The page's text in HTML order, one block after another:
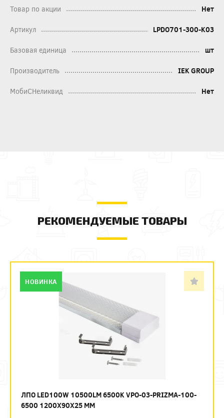
Товар по акции Нет
Артикул LPDO701-300-K03
Базовая единица шт
Производитель IEK GROUP
МобиСНеликвид Нет
РЕКОМЕНДУЕМЫЕ ТОВАРЫ
ЛПО LED100W 10500LM 6500K VPO-03-PRIZMA-100-
6500 1200Х90Х25 ММ
НОВИНКА